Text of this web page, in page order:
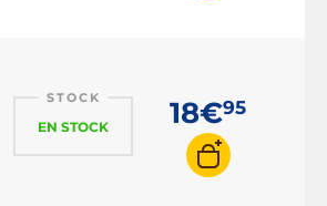
STOCK
EN STOCK 18€95